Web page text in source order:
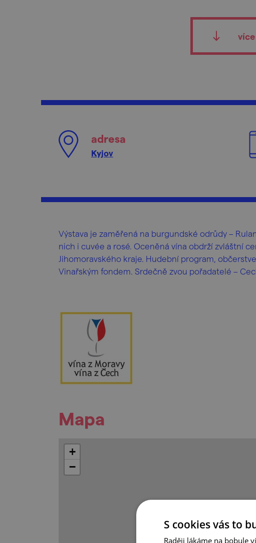
adresa
Kyjov
Výstava je zaměřená na burgundské odrůdy –
nich i cuvée a rosé. Oceněná vína obdrží zvláštní
Jihomoravského kraje. Hudební program,
Vinařským fondem. Srdečně zvou pořadatelé –
Mapa
+
−
S cookies vás to
Raději lákáme na bobule